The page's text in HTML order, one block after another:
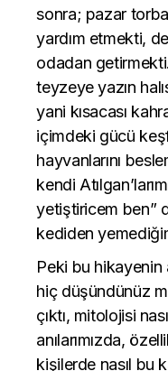
sonra; pazar
yardım etmekti,
odadan
teyzeye yazın
yani kısacası
içimdeki gücü
hayvanlarını
kendi
yetiştiricem ben”
kediden
Peki bu hikayenin
hiç düşündünüz
çıktı, mitolojisi
anılarımızda,
kişilerde nasıl bu